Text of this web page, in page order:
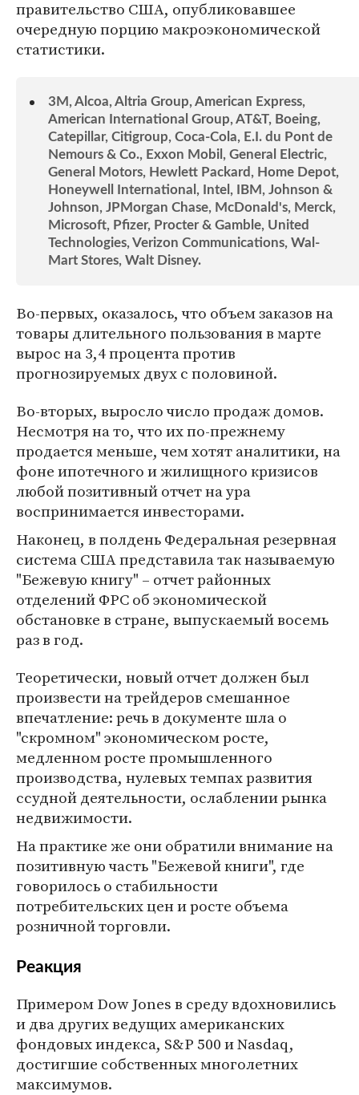
правительство США, опубликовавшее
очередную порцию макроэкономической
статистики.
3M, Alcoa, Altria Group, American Express,
American International Group, AT&T, Boeing,
Catepillar, Citigroup, Coca-Cola, E.I. du Pont de
Nemours & Co., Exxon Mobil, General Electric,
General Motors, Hewlett Packard, Home Depot,
Honeywell International, Intel, IBM, Johnson &
Johnson, JPMorgan Chase, McDonald's, Merck,
Microsoft, Pfizer, Procter & Gamble, United
Technologies, Verizon Communications, Wal-
Mart Stores, Walt Disney.
Во-первых, оказалось, что объем заказов на
товары длительного пользования в марте
вырос на 3,4 процента против
прогнозируемых двух с половиной.
Во-вторых, выросло число продаж домов.
Несмотря на то, что их по-прежнему
продается меньше, чем хотят аналитики, на
фоне ипотечного и жилищного кризисов
любой позитивный отчет на ура
воспринимается инвесторами.
Наконец, в полдень Федеральная резервная
система США представила так называемую
"Бежевую книгу" – отчет районных
отделений ФРС об экономической
обстановке в стране, выпускаемый восемь
раз в год.
Теоретически, новый отчет должен был
произвести на трейдеров смешанное
впечатление: речь в документе шла о
"скромном" экономическом росте,
медленном росте промышленного
производства, нулевых темпах развития
ссудной деятельности, ослаблении рынка
недвижимости.
На практике же они обратили внимание на
позитивную часть "Бежевой книги", где
говорилось о стабильности
потребительских цен и росте объема
розничной торговли.
Реакция
Примером Dow Jones в среду вдохновились
и два других ведущих американских
фондовых индекса, S&P 500 и Nasdaq,
достигшие собственных многолетних
максимумов.